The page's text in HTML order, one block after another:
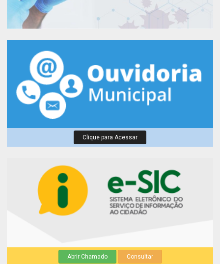
Clique para Acessar
Abrir Chamado Consultar